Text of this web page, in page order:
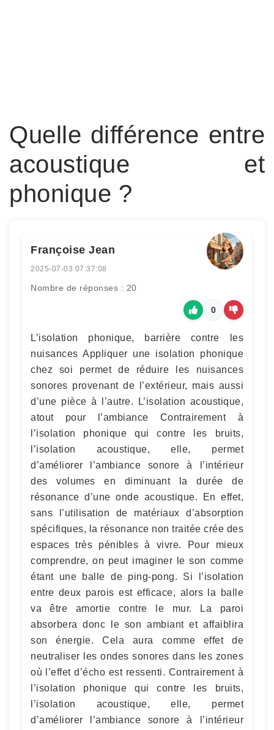
Quelle différence entre
acoustique et
phonique ?
Françoise Jean
2025-07-03 07:37:08
Nombre de réponses : 20
0
L’isolation phonique, barrière contre les
nuisances Appliquer une isolation phonique
chez soi permet de réduire les nuisances
sonores provenant de l’extérieur, mais aussi
d’une pièce à l’autre. L’isolation acoustique,
atout pour l’ambiance Contrairement à
l’isolation phonique qui contre les bruits,
l’isolation acoustique, elle, permet
d’améliorer l’ambiance sonore à l’intérieur
des volumes en diminuant la durée de
résonance d’une onde acoustique. En effet,
sans l’utilisation de matériaux d’absorption
spécifiques, la résonance non traitée crée des
espaces très pénibles à vivre. Pour mieux
comprendre, on peut imaginer le son comme
étant une balle de ping-pong. Si l’isolation
entre deux parois est efficace, alors la balle
va être amortie contre le mur. La paroi
absorbera donc le son ambiant et affaiblira
son énergie. Cela aura comme effet de
neutraliser les ondes sonores dans les zones
où l’effet d’écho est ressenti. Contrairement à
l’isolation phonique qui contre les bruits,
l’isolation acoustique, elle, permet
d’améliorer l’ambiance sonore à l’intérieur